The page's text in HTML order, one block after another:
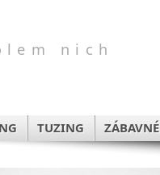
nich
TUZING ZÁBAVNÉ